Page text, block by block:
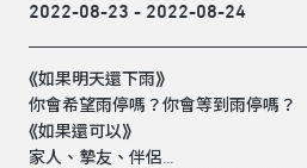
2022-08-23 - 2022-08-24
⟪如果明天還下雨⟫
你會希望雨停嗎？你會等到雨停嗎？
⟪如果還可以⟫
家人、摯友、伴侶...